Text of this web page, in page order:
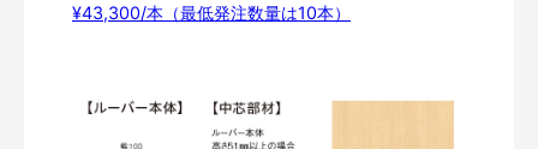
¥43,300/本（最低発注数量は10本）